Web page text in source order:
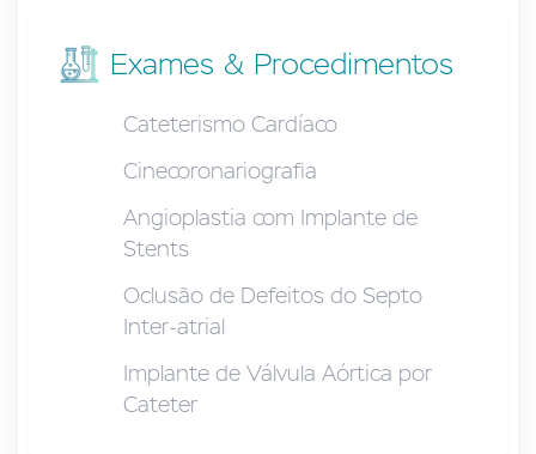
Exames & Procedimentos
Cateterismo Cardíaco
Cinecoronariografia
Angioplastia com Implante de
Stents
Oclusão de Defeitos do Septo
Inter-atrial
Implante de Válvula Aórtica por
Cateter